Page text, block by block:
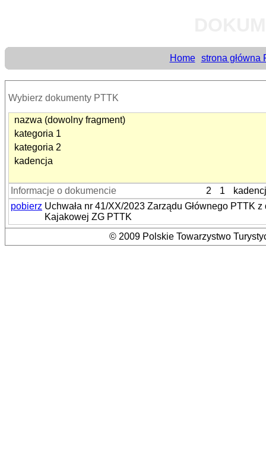
Home strona główna
Wybierz dokumenty PTTK
nazwa (dowolny fragment)
kategoria 1
kategoria 2
kadencja
Informacje o dokumencie 2 1
pobierz Uchwała nr 41/XX/2023 Zarządu Głównego PTTK
Kajakowej ZG PTTK
© 2009 Polskie Towarzystwo